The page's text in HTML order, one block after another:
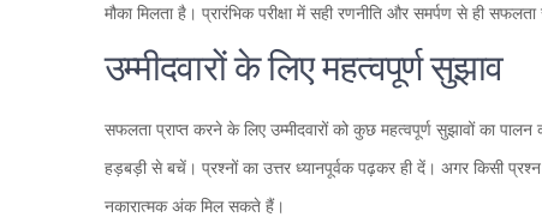
मौका मिलता है। प्रारंभिक परीक्षा में सही रणनीति और समर्पण से ही
उम्मीदवारों के लिए महत्वपूर्ण सुझाव
सफलता प्राप्त करने के लिए उम्मीदवारों को कुछ महत्वपूर्ण सुझावों का
हड़बड़ी से बचें। प्रश्नों का उत्तर ध्यानपूर्वक पढ़कर ही दें। अगर किसी
नकारात्मक अंक मिल सकते हैं।